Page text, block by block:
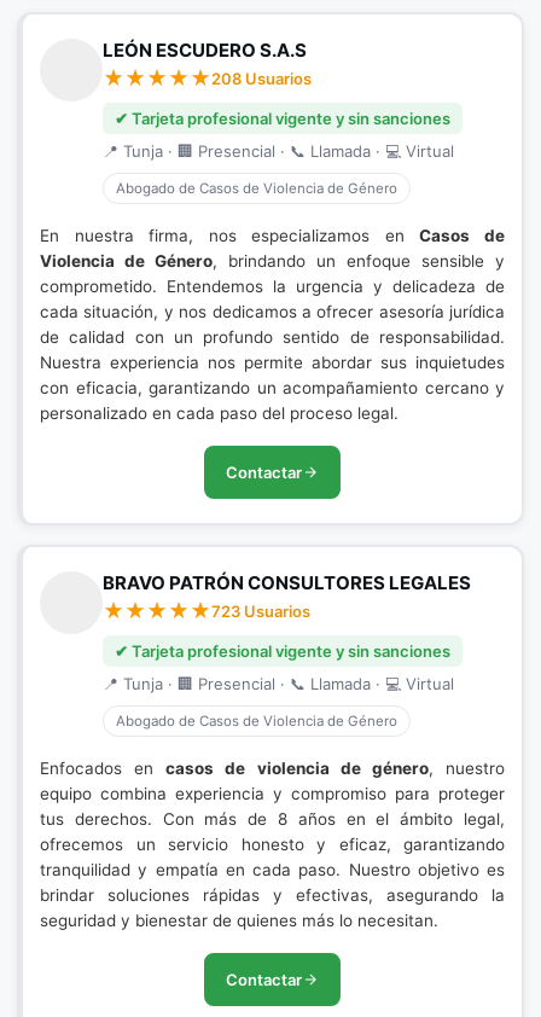
LEÓN ESCUDERO S.A.S
208 Usuarios
✔ Tarjeta profesional vigente y sin sanciones
📍 Tunja · 🏢 Presencial · 📞 Llamada · 💻 Virtual
Abogado de Casos de Violencia de Género
En nuestra firma, nos especializamos enCasos de
Violencia de Género, brindando un enfoque sensible y
comprometido. Entendemos la urgencia y delicadeza de
cada situación, y nos dedicamos a ofrecer asesoría jurídica
de calidad con un profundo sentido de responsabilidad.
Nuestra experiencia nos permite abordar sus inquietudes
con eficacia, garantizando un acompañamiento cercano y
personalizado en cada paso del proceso legal.
Contactar
BRAVO PATRÓN CONSULTORES LEGALES
723 Usuarios
✔ Tarjeta profesional vigente y sin sanciones
📍 Tunja · 🏢 Presencial · 📞 Llamada · 💻 Virtual
Abogado de Casos de Violencia de Género
Enfocados encasos de violencia de género, nuestro
equipo combina experiencia y compromiso para proteger
tus derechos. Con más de 8 años en el ámbito legal,
ofrecemos un servicio honesto y eficaz, garantizando
tranquilidad y empatía en cada paso. Nuestro objetivo es
brindar soluciones rápidas y efectivas, asegurando la
seguridad y bienestar de quienes más lo necesitan.
Contactar